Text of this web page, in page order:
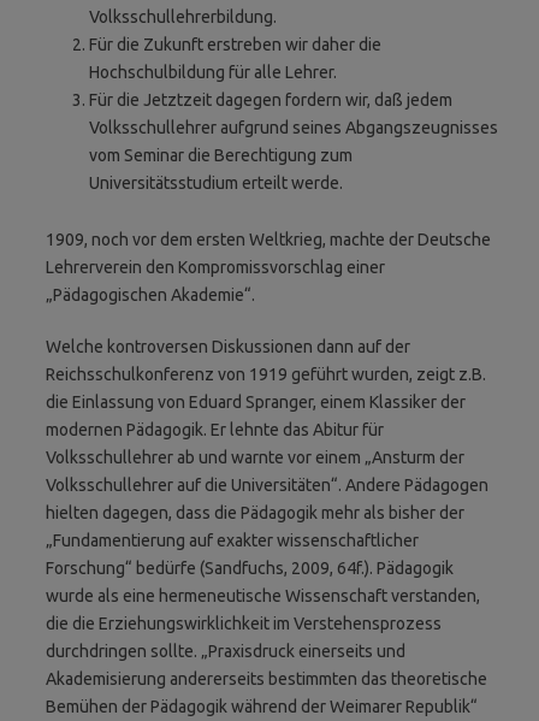
Volksschullehrerbildung.
Für die Zukunft erstreben wir daher die
Hochschulbildung für alle Lehrer.
Für die Jetztzeit dagegen fordern wir, daß jedem
Volksschullehrer aufgrund seines Abgangs­­zeugnisses
vom Seminar die Berechti­gung zum
Universitätsstudium erteilt werde.
1909, noch vor dem ersten Weltkrieg, machte der Deutsche
Lehrerverein den Kompromissvorschlag einer
„Pädagogischen Akademie“.
Welche kontroversen Diskussionen dann auf der
Reichsschulkonferenz von 1919 geführt wurden, zeigt z.B.
die Einlassung von Eduard Spranger, einem Klassiker der
modernen Pädagogik. Er lehnte das Abitur für
Volksschullehrer ab und warnte vor einem „Ansturm der
Volksschullehrer auf die Universitäten“. Andere Pädagogen
hielten dagegen, dass die Pädagogik mehr als bisher der
„Fundamentierung auf exakter wissenschaftlicher
Forschung“ bedürfe (Sandfuchs, 2009, 64f.). Pädagogik
wurde als eine hermeneutische Wissenschaft verstanden,
die die Erziehungswirklichkeit im Verstehensprozess
durchdringen sollte. „Praxisdruck einerseits und
Akademisierung andererseits bestimmten das theoretische
Bemühen der Pädagogik während der Weimarer Republik“